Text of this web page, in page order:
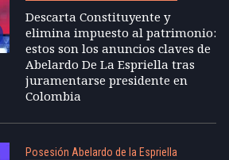
Descarta Constituyente y
elimina impuesto al patrimonio:
estos son los anuncios claves de
Abelardo De La Espriella tras
juramentarse presidente en
Colombia
Posesión Abelardo de la Espriella